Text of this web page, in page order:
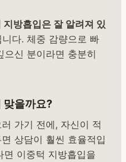
지방흡입은 잘 알려져 있
니다. 체중 감량으로 빠
으신 분이라면 충분히
맞을까요?
가기 전에, 자신이 적
상담이 훨씬 효율적입
면 이중턱 지방흡입을